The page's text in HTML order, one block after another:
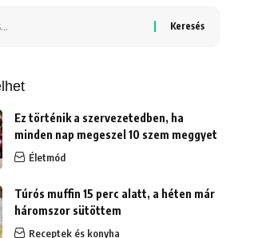
Ez történik a szervezetedben, ha
minden nap megeszel 10 szem meggyet
Életmód
Túrós muffin 15 perc alatt, a héten már
háromszor sütöttem
Receptek és konyha